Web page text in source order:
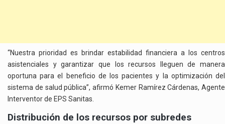
“Nuestra prioridad es brindar estabilidad financiera a los centros
asistenciales y garantizar que los recursos lleguen de manera
oportuna para el beneficio de los pacientes y la optimización del
sistema de salud pública”, afirmó Kemer Ramírez Cárdenas, Agente
Interventor de EPS Sanitas.
Distribución de los recursos por subredes